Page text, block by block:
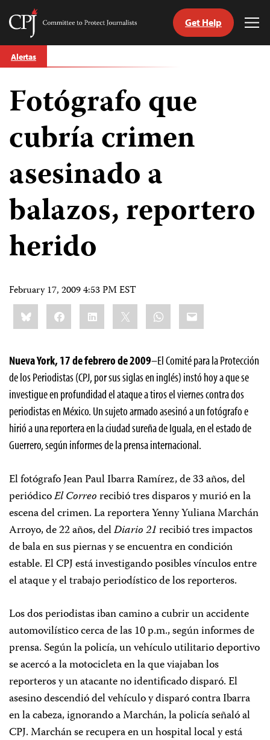
Skip
to
Committee
Journalists
Get Help
Alertas
Fotógrafo que
cubría crimen
asesinado a
balazos, reportero
herido
February 17, 2009 4:53 PM EST
Share
this:BlueskyFacebookLinkedIn WhatsApp
Email
Nueva York, 17 de febrero de 2009–El Comité para la Protección
de los Periodistas (CPJ, por sus siglas en inglés) instó hoy a que se
investigue en profundidad el ataque a tiros el viernes contra dos
periodistas en México. Un sujeto armado asesinó a un fotógrafo e
hirió a una reportera en la ciudad sureña de Iguala, en el estado de
Guerrero, según informes de la prensa internacional.
El fotógrafo Jean Paul Ibarra Ramírez, de 33 años, del
periódicoEl Correorecibió tres disparos y murió en la
escena del crimen. La reportera Yenny Yuliana Marchán
Arroyo, de 22 años, delDiario 21recibió tres impactos
de bala en sus piernas y se encuentra en condición
estable. ElCPJ está investigando posibles vínculos entre
el ataque y el trabajo periodístico de los reporteros.
Los dos periodistas iban camino a cubrir un accidente
automovilístico cerca de las 10 p.m., según informes de
prensa. Según la policía, un vehículo utilitario deportivo
se acercó a la motocicleta en la que viajaban los
reporteros y un atacante no identificado disparó. El
asesino descendió del vehículo y disparó contra Ibarra
en la cabeza, ignorando a Marchán, la policía señaló al
CPJ. Marchán se recupera en un hospital local y está